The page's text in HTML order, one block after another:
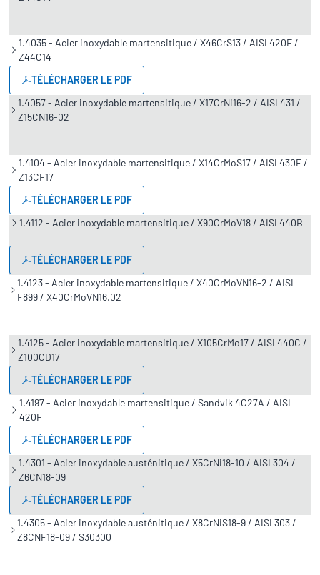
1.4035 - Acier inoxydable martensitique / X46CrS13 / AISI 420F /
Z44C14
TÉLÉCHARGER LE PDF
1.4057 - Acier inoxydable martensitique / X17CrNi16-2 / AISI 431 /
Z15CN16-02
1.4104 - Acier inoxydable martensitique / X14CrMoS17 / AISI 430F /
Z13CF17
TÉLÉCHARGER LE PDF
1.4112 - Acier inoxydable martensitique / X90CrMoV18 / AISI 440B
TÉLÉCHARGER LE PDF
1.4123 - Acier inoxydable martensitique / X40CrMoVN16-2 / AISI
F899 / X40CrMoVN16.02
1.4125 - Acier inoxydable martensitique / X105CrMo17 / AISI 440C /
Z100CD17
TÉLÉCHARGER LE PDF
1.4197 - Acier inoxydable martensitique / Sandvik 4C27A / AISI
420F
TÉLÉCHARGER LE PDF
1.4301 - Acier inoxydable austénitique / X5CrNi18-10 / AISI 304 /
Z6CN18-09
TÉLÉCHARGER LE PDF
1.4305 - Acier inoxydable austénitique / X8CrNiS18-9 / AISI 303 /
Z8CNF18-09 / S30300